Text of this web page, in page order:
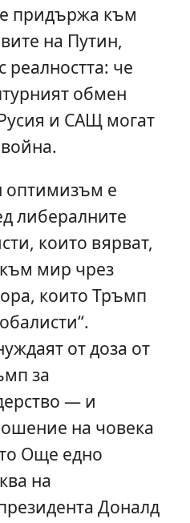
придържа към
на Путин,
реалността: че
обмен
и САЩ могат
оптимизъм е
либералните
които вярват,
мир чрез
които Тръмп
от доза от
за
— и
на човека
Още едно
на
Доналд